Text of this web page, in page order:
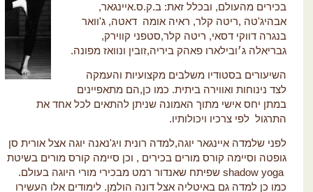
בכירים מהעולם, ובכלל זאת: ב.ק.ס.איינגאר,
אבהיג'טה ,ריטה קלר, ראיה אומה דאטה, ג'וואר
בנגרה דווקי דסאי, ריטה קלר,סטפני קווירק,
גבריאלה ג׳ובילארו פאהק ביריה,זובין ונוואז מפונה.
השיעורים בסטודיו משלבים מקצועיות והעמקה
לצד נינוחות ואווירה ביתית. כמו כן,הם מתאפיינים
במתן יחס אישי מתוך האמונה שניתן להתאים לכל אחד את
התרגול לפי צרכיו ויכולותיו.
לפני שלמדה איינגאר יוגה,למדה רונית ויג'נאנה יוגה אצל אורית סן
גופטה וסיימה קורס מורים בכירים , וכן סיימה קורס מורים בשיטת
shadow yoga שפיתח שאנדור רמט מבכירי מורי היוגה בעולם.
כמו כן למדה גם באיטליה אצל דונה הולמן. לימודים אלו העשירו